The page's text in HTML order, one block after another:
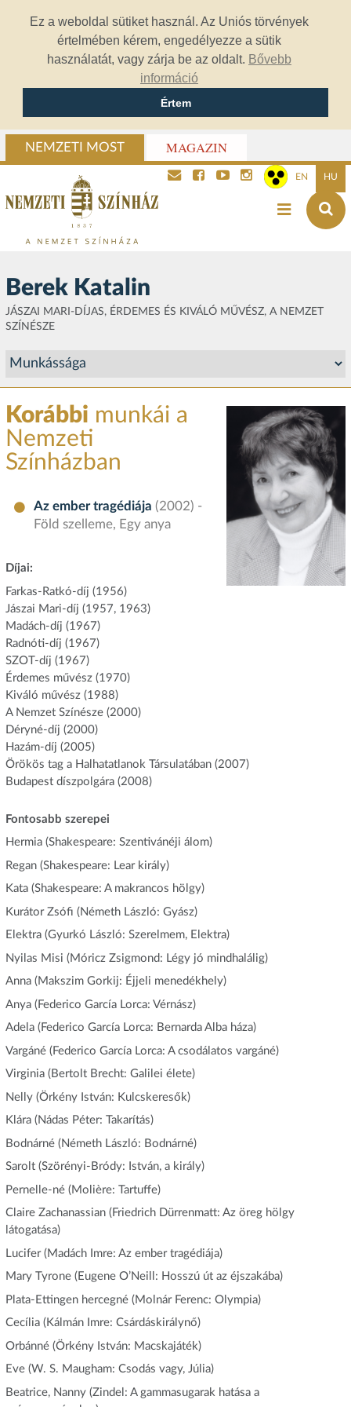
Ez a weboldal sütiket használ. Az Uniós törvények
értelmében kérem, engedélyezze a sütik
használatát, vagy zárja be az oldalt. Bővebb
információ
Értem
NEMZETI MOST MAGAZIN
EN HU
Berek Katalin
JÁSZAI MARI-DÍJAS, ÉRDEMES ÉS KIVÁLÓ MŰVÉSZ, A NEMZET
SZÍNÉSZE
Korábbi munkái a
Nemzeti
Színházban
Az ember tragédiája (2002) -
Föld szelleme, Egy anya
Díjai:
Farkas-Ratkó-díj (1956)
Jászai Mari-díj (1957, 1963)
Madách-díj (1967)
Radnóti-díj (1967)
SZOT-díj (1967)
Érdemes művész (1970)
Kiváló művész (1988)
A Nemzet Színésze (2000)
Déryné-díj (2000)
Hazám-díj (2005)
Örökös tag a Halhatatlanok Társulatában (2007)
Budapest díszpolgára (2008)
Fontosabb szerepei
Hermia (Shakespeare: Szentivánéji álom)
Regan (Shakespeare: Lear király)
Kata (Shakespeare: A makrancos hölgy)
Kurátor Zsófi (Németh László: Gyász)
Elektra (Gyurkó László: Szerelmem, Elektra)
Nyilas Misi (Móricz Zsigmond: Légy jó mindhalálig)
Anna (Makszim Gorkij: Éjjeli menedékhely)
Anya (Federico García Lorca: Vérnász)
Adela (Federico García Lorca: Bernarda Alba háza)
Vargáné (Federico García Lorca: A csodálatos vargáné)
Virginia (Bertolt Brecht: Galilei élete)
Nelly (Örkény István: Kulcskeresők)
Klára (Nádas Péter: Takarítás)
Bodnárné (Németh László: Bodnárné)
Sarolt (Szörényi-Bródy: István, a király)
Pernelle-né (Molière: Tartuffe)
Claire Zachanassian (Friedrich Dürrenmatt: Az öreg hölgy
látogatása)
Lucifer (Madách Imre: Az ember tragédiája)
Mary Tyrone (Eugene O’Neill: Hosszú út az éjszakába)
Plata-Ettingen hercegné (Molnár Ferenc: Olympia)
Cecília (Kálmán Imre: Csárdáskirálynő)
Orbánné (Örkény István: Macskajáték)
Eve (W. S. Maugham: Csodás vagy, Júlia)
Beatrice, Nanny (Zindel: A gammasugarak hatása a